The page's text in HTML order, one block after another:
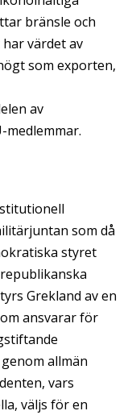
bränsle och
värdet av
som exporten,
av
medlemmar.
som då
styret
Grekland av en
ansvarar för
allmän
vars
väljs för en